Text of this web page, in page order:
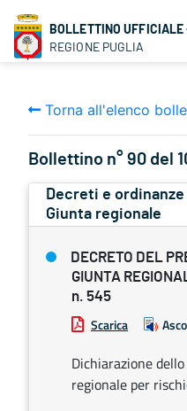
BOLLETTINO UFFICIALE
REGIONE PUGLIA
Torna all'elenco
Bollettino n° 90 del
Decreti e
Giunta regionale
DECRETO DEL
GIUNTA
n. 545
Scarica
Dichiarazione
regionale per